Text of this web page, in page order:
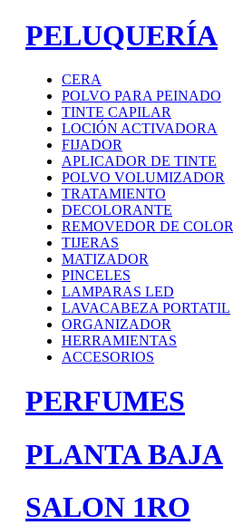
PELUQUERÍA
CERA
POLVO PARA PEINADO
TINTE CAPILAR
LOCIÓN ACTIVADORA
FIJADOR
APLICADOR DE TINTE
POLVO VOLUMIZADOR
TRATAMIENTO
DECOLORANTE
REMOVEDOR DE COLOR
TIJERAS
MATIZADOR
PINCELES
LAMPARAS LED
LAVACABEZA PORTATIL
ORGANIZADOR
HERRAMIENTAS
ACCESORIOS
PERFUMES
PLANTA BAJA
SALON 1RO